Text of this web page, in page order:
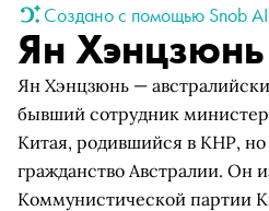
Создано с помощью Snob AI
Ян Хэнцзюнь
Ян Хэнцзюнь —
бывший сотрудник
Китая, родившийся в КНР,
гражданство Австралии. Он
Коммунистической партии